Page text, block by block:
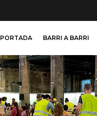
PORTADA BARRI A BARRI